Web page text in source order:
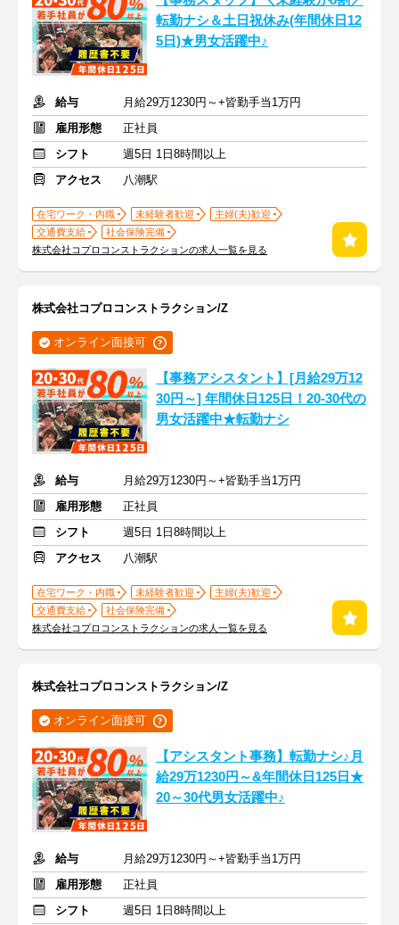
転勤ナシ＆土日祝休み(年間休日12
5日)★男女活躍中♪
給与
月給29万1230円～+皆勤手当1万円
雇用形態
正社員
シフト
週5日 1日8時間以上
アクセス
八潮駅
在宅ワーク・内職 未経験者歓迎
主婦(夫)歓迎
交通費支給
社会保険完備
株式会社コプロコンストラクションの求人一覧を見る
株式会社コプロコンストラクション/Z
オンライン面接可
【事務アシスタント】[月給29万12
30円～] 年間休日125日！20-30代の
男女活躍中★転勤ナシ
給与
月給29万1230円～+皆勤手当1万円
雇用形態
正社員
シフト
週5日 1日8時間以上
アクセス
八潮駅
在宅ワーク・内職 未経験者歓迎
主婦(夫)歓迎
交通費支給
社会保険完備
株式会社コプロコンストラクションの求人一覧を見る
株式会社コプロコンストラクション/Z
オンライン面接可
【アシスタント事務】転勤ナシ♪月
給29万1230円～&年間休日125日★
20～30代男女活躍中♪
給与
月給29万1230円～+皆勤手当1万円
雇用形態
正社員
シフト
週5日 1日8時間以上